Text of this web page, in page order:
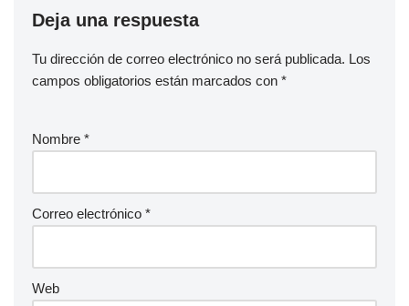
Deja una respuesta
Tu dirección de correo electrónico no será publicada. Los
campos obligatorios están marcados con *
Nombre *
Correo electrónico *
Web